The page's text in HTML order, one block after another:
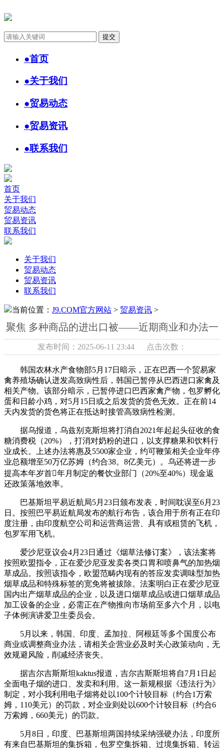
●首页
●关于我们
●贸易动态
●贸易资讯
●联系我们
首页
关于我们
贸易动态
贸易资讯
联系我们
关于我们
贸易动态
贸易资讯
联系我们
当前位置： J9.COM官方网站 > 贸易资讯 >
聚焦 多种商品的进出口被——近期商业和办法一
发布时间：2025-06-11 23:44 点击次数：
韩国农林水产食物部5月17日暗示，正在巴西一个贸易家
禽养殖场确认迸发高致病性后，韩国已暂停从巴西进口家禽及
相关产物。该部分暗示，已暂停进口巴西家禽产物，包罗孵化
蛋和日龄小鸡，对5月15日或之后发货的货色无效。正在前14
天内发货的货色将正在抵达时接管高致病性检测。
据乌报道，乌兹别克斯坦将打消自2021年起起头征收的食
糖消费税（20%），打消对奶粉的进口，以支撑糖果和饮料行
业成长。上述办法将惠及5500家企业，约可鞭策相关企业年停
业总额增至50万亿苏姆（约合38。8亿美元）。乌还将进一步
提高本年岁首年月制定的餐饮业部门（20%至40%）现金返
还政策落地效率。
巴基斯坦平易近航局5月23日颁布发表，时间耽误至6月23
日。按照巴平易近航局发布的航行布告，该合用于所有正在印
度注册，由印度航空公司和运营商运营、具有或租赁的飞机，
包罗军用飞机。
爱沙尼亚议会4月23日通过《烟草法修订案》，该法案将
按照欧盟指令，正在爱沙尼亚发卖各类口胃和喷鼻气的加热烟
草成品。按照该指令，欧盟范畴内现有的答应发卖调味型加热
烟草成品和特殊标签的宽免将被拔除。法案明白正在爱沙尼亚
国内出产烟草成品的企业，以及进口烟草成品或进口烟草成品
加工设备的企业，必需正在产物推向市场前至多六个月，以电
子体例演讲爱卫生委员会。
5月以来，韩国、印度、孟加拉、阿根廷等多个国度公布
商业或调整商业办法，请相关企营业必及时关心政策动向，无
效规避风险，削减经济丧失。
据吉尔吉斯斯坦kaktus报道，吉尔吉斯斯坦将自7月1日起
全面电子烟的进口、发卖和利用。这一新规根据《违法行为》
制定，对小我利用电子烟将处以100个计较目标（约合1万索
姆，110美元）的罚款，对企业则处以600个计较目标（约合6
万索姆，660美元）的罚款。
5月8日，印度、巴基斯坦两国持续采纳强硬办法，印度所
有来自巴基斯坦的集拆箱，包罗空集拆箱、过境集拆箱、转运